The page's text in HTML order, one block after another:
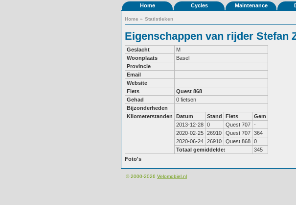
Home Cycles Maintenance
Home » Statistieken
Eigenschappen van rijder Stefan
Geslacht
M
Woonplaats
Basel
Provincie
Email
Website
Fiets
Quest 868
Gehad
0 fietsen
Bijzonderheden
Kilometerstanden
Datum Stand Fiets
Gem
2013-12-28 0 Quest 707 -
2020-02-25 26910 Quest 707 364
2020-06-24 26910 Quest 868 0
Totaal gemiddelde:
345
Foto's
© 2000-2026 Velomobiel.nl